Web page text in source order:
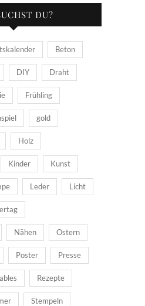
DU?
Beton
DIY Draht
Frühling
gold
Holz
Kinder Kunst
Leder Licht
Nähen Ostern
Poster Presse
Rezepte
Stempeln